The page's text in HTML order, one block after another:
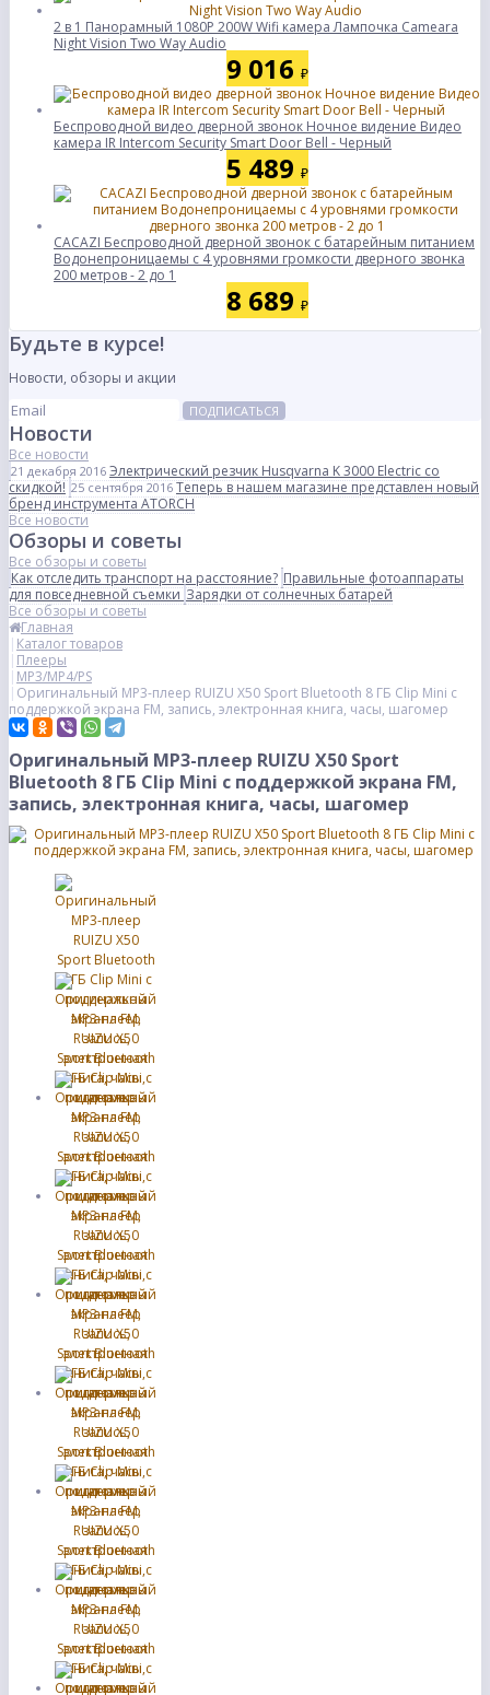
2 в 1 Панорамный 1080P 200W Wifi камера Лампочка Cameara
Night Vision Two Way Audio
9 016 ₽
Беспроводной видео дверной звонок Ночное видение Видео
камера IR Intercom Security Smart Door Bell - Черный
5 489 ₽
CACAZI Беспроводной дверной звонок с батарейным питанием
Водонепроницаемы с 4 уровнями громкости дверного звонка
200 метров - 2 до 1
8 689 ₽
Будьте в курсе!
Новости, обзоры и акции
ПОДПИСАТЬСЯ
Новости
Все новости
21 декабря 2016 Электрический резчик Husqvarna K 3000 Electric со
скидкой! 25 сентября 2016 Теперь в нашем магазине представлен новый
бренд инструмента ATORCH
Все новости
Обзоры и советы
Все обзоры и советы
Как отследить транспорт на расстояние? Правильные фотоаппараты
для повседневной съемкиЗарядки от солнечных батарей
Все обзоры и советы
Главная
Каталог товаров
Плееры
MP3/MP4/PS
Оригинальный MP3-плеер RUIZU X50 Sport Bluetooth 8 ГБ Clip Mini с
поддержкой экрана FM, запись, электронная книга, часы, шагомер
Оригинальный MP3-плеер RUIZU X50 Sport
Bluetooth 8 ГБ Clip Mini с поддержкой экрана FM,
запись, электронная книга, часы, шагомер